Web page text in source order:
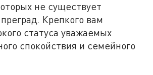
не существует
Крепкого вам
статуса уважаемых
спокойствия и семейного